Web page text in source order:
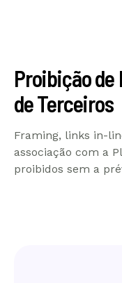
Proibição
de Terceiros
Framing, links in-
associação com a
proibidos sem a